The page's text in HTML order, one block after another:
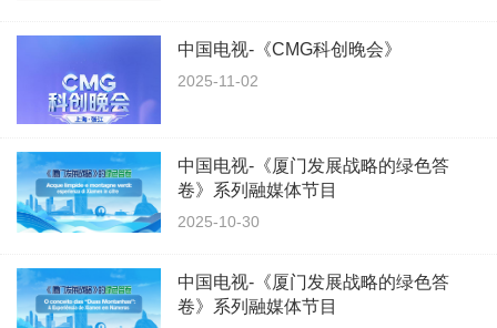
中国电视-《CMG科创晚会》
2025-11-02
中国电视-《厦门发展战略的绿色答
卷》系列融媒体节目
2025-10-30
中国电视-《厦门发展战略的绿色答
卷》系列融媒体节目